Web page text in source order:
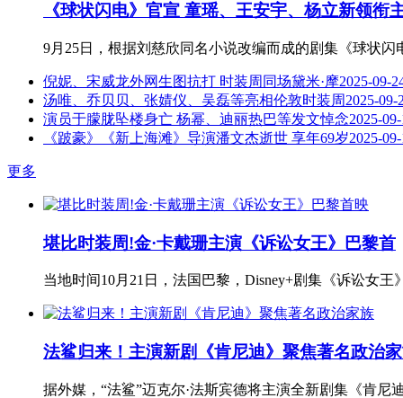
《球状闪电》官宣 童瑶、王安宇、杨立新领衔
9月25日，根据刘慈欣同名小说改编而成的剧集《球状
倪妮、宋威龙外网生图抗打 时装周同场黛米·摩2025-09-
汤唯、乔贝贝、张婧仪、吴磊等亮相伦敦时装周2025-09-
演员于朦胧坠楼身亡 杨幂、迪丽热巴等发文悼念2025-
《跛豪》《新上海滩》导演潘文杰逝世 享年69岁2025-
更多
堪比时装周!金·卡戴珊主演《诉讼女王》巴黎首
当地时间10月21日，法国巴黎，Disney+剧集《诉讼女
法鲨归来！主演新剧《肯尼迪》聚焦著名政治
据外媒，“法鲨”迈克尔·法斯宾德将主演全新剧集《肯